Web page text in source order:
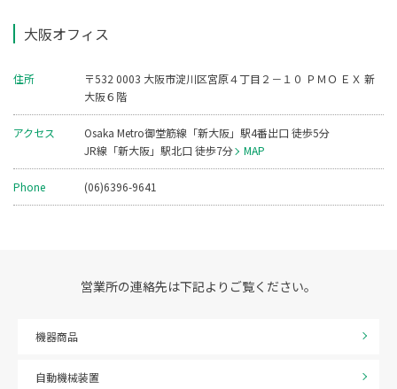
大阪オフィス
住所
〒532 0003 大阪市淀川区宮原４丁目２－１０ ＰＭＯ ＥＸ 新
大阪６階
アクセス
Osaka Metro御堂筋線「新大阪」駅4番出口 徒歩5分
JR線「新大阪」駅北口 徒歩7分
MAP
Phone (06)6396-9641
営業所の連絡先は下記よりご覧ください。
機器商品
自動機械装置